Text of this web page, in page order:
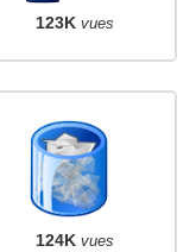
123K vues
124K vues